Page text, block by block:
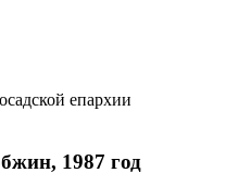
епархии
1987 год